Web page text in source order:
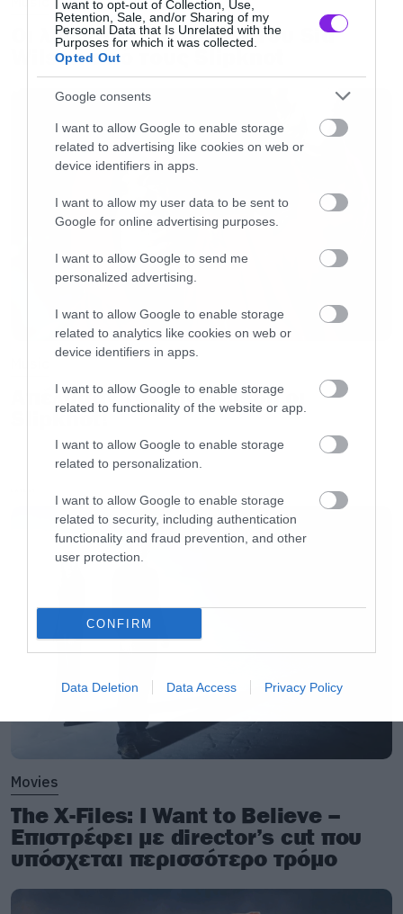
I want to opt-out of Collection, Use,
Retention, Sale, and/or Sharing of my
Personal Data that Is Unrelated with the
Purposes for which it was collected.
Opted Out
Google consents
I want to allow Google to enable storage
related to advertising like cookies on web or
device identifiers in apps.
I want to allow my user data to be sent to
Google for online advertising purposes.
I want to allow Google to send me
personalized advertising.
I want to allow Google to enable storage
related to analytics like cookies on web or
device identifiers in apps.
I want to allow Google to enable storage
related to functionality of the website or app.
I want to allow Google to enable storage
related to personalization.
I want to allow Google to enable storage
related to security, including authentication
functionality and fraud prevention, and other
user protection.
CONFIRM
Data Deletion Data Access Privacy Policy
Οι λόγοι της απόλυσης του Sid
Wilson από τους Slipknot
Απέλυσαν τον Sid Wilson οι
Slipknot!
Movies
The X-Files: I Want to Believe –
Επιστρέφει με director’s cut που
υπόσχεται περισσότερο τρόμο